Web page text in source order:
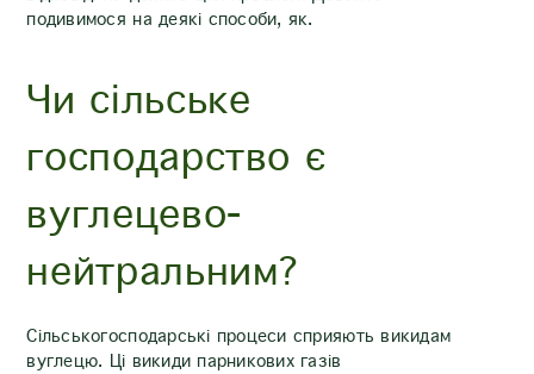
подивимося на деякі способи, як.
Чи сільське
господарство є
вуглецево-
нейтральним?
Сільськогосподарські процеси сприяють викидам
вуглецю. Ці викиди парникових газів